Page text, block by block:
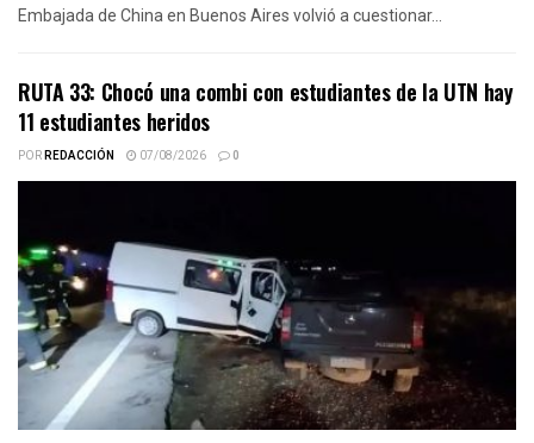
Embajada de China en Buenos Aires volvió a cuestionar...
RUTA 33: Chocó una combi con estudiantes de la UTN hay
11 estudiantes heridos
PORREDACCIÓN 07/08/2026 0